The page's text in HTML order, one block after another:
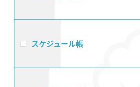
スケジュール帳